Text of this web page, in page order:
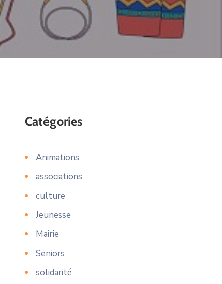
Catégories
Animations
associations
culture
Jeunesse
Mairie
Seniors
solidarité